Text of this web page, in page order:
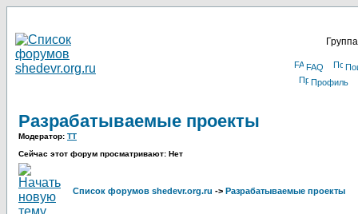
FAQ
Профиль
Разрабатываемые проекты
Модератор: TT
Сейчас этот форум просматривают: Нет
Список форумов shedevr.org.ru -> Разрабатываемые проекты